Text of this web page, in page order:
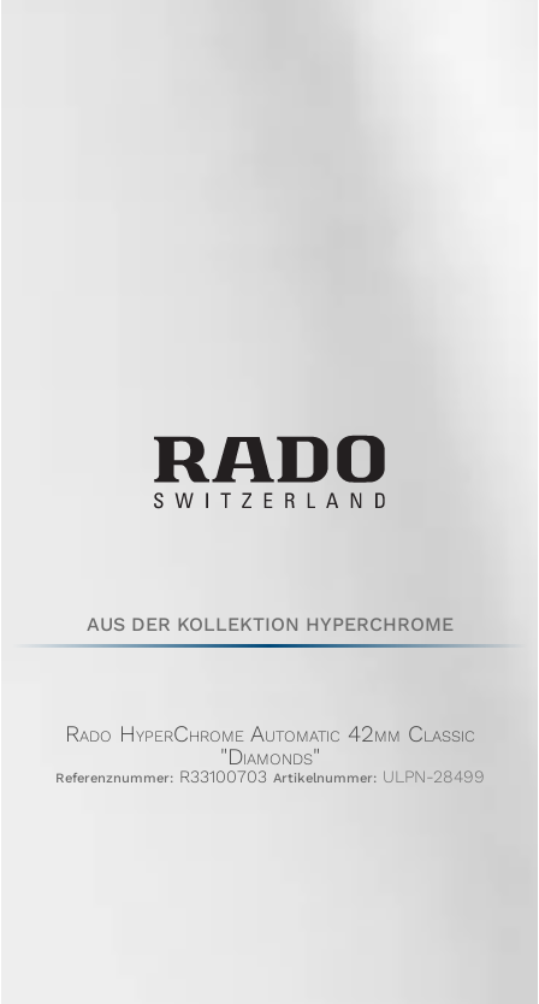
AUS DER KOLLEKTION HYPERCHROME
Rado HyperChrome Automatic 42mm Classic
"Diamonds"
Referenznummer: R33100703 Artikelnummer:ULPN-28499